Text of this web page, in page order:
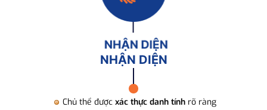
NHẬN DIỆN
Chủ thể được xác thực danh tính rõ ràng